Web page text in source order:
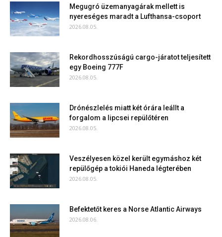
Megugró üzemanyagárak mellett is
nyereséges maradt a Lufthansa-csoport
2026.08.05.
Rekordhosszúságú cargo-járatot teljesített
egy Boeing 777F
2026.08.05.
Drónészlelés miatt két órára leállt a
forgalom a lipcsei repülőtéren
2026.08.05.
Veszélyesen közel került egymáshoz két
repülőgép a tokiói Haneda légterében
2026.08.05.
Befektetőt keres a Norse Atlantic Airways
2026.08.06.